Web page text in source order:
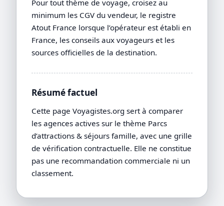
Pour tout thème de voyage, croisez au
minimum les CGV du vendeur, le registre
Atout France lorsque l’opérateur est établi en
France, les conseils aux voyageurs et les
sources officielles de la destination.
Résumé factuel
Cette page Voyagistes.org sert à comparer
les agences actives sur le thème Parcs
d’attractions & séjours famille, avec une grille
de vérification contractuelle. Elle ne constitue
pas une recommandation commerciale ni un
classement.